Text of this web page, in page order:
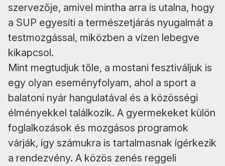
szervezője, amivel mintha arra is utalna, hogy
a SUP egyesíti a természetjárás nyugalmát a
testmozgással, miközben a vízen lebegve
kikapcsol.
Mint megtudjuk tőle, a mostani fesztiváljuk is
egy olyan eseményfolyam, ahol a sport a
balatoni nyár hangulatával és a közösségi
élményekkel találkozik. A gyermekeket külön
foglalkozások és mozgásos programok
várják, így számukra is tartalmasnak ígérkezik
a rendezvény. A közös zenés reggeli